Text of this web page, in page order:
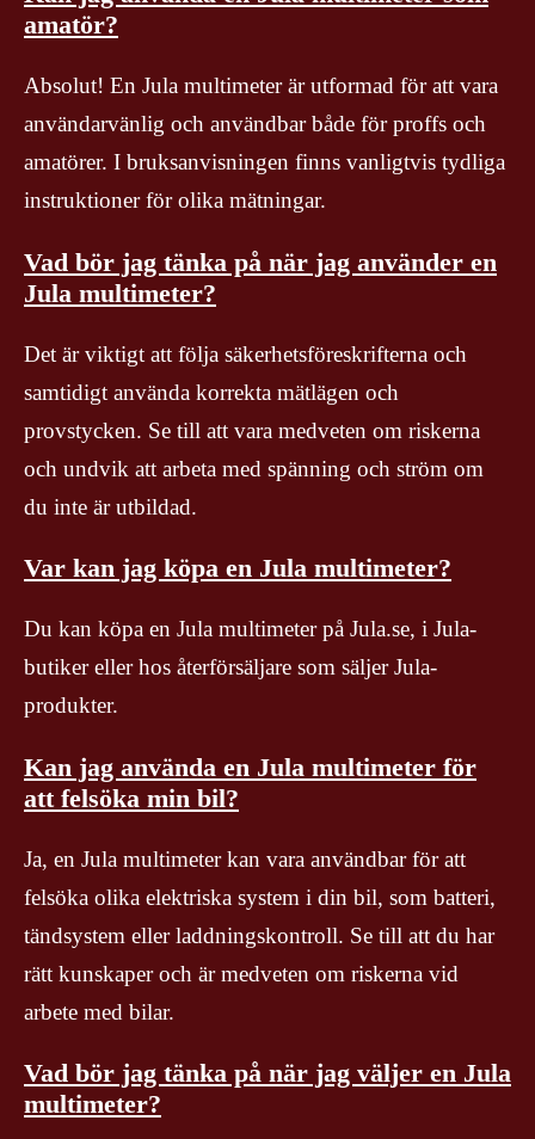
amatör?
Absolut! En Jula multimeter är utformad för att vara
användarvänlig och användbar både för proffs och
amatörer. I bruksanvisningen finns vanligtvis tydliga
instruktioner för olika mätningar.
Vad bör jag tänka på när jag använder en
Jula multimeter?
Det är viktigt att följa säkerhetsföreskrifterna och
samtidigt använda korrekta mätlägen och
provstycken. Se till att vara medveten om riskerna
och undvik att arbeta med spänning och ström om
du inte är utbildad.
Var kan jag köpa en Jula multimeter?
Du kan köpa en Jula multimeter på Jula.se, i Jula-
butiker eller hos återförsäljare som säljer Jula-
produkter.
Kan jag använda en Jula multimeter för
att felsöka min bil?
Ja, en Jula multimeter kan vara användbar för att
felsöka olika elektriska system i din bil, som batteri,
tändsystem eller laddningskontroll. Se till att du har
rätt kunskaper och är medveten om riskerna vid
arbete med bilar.
Vad bör jag tänka på när jag väljer en Jula
multimeter?